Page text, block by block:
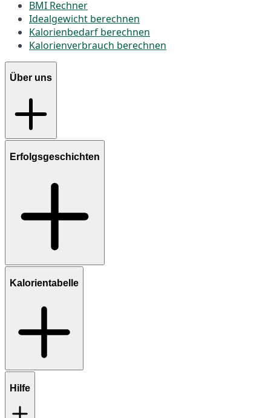
BMI Rechner
Idealgewicht berechnen
Kalorienbedarf berechnen
Kalorienverbrauch berechnen
Über uns
Erfolgsgeschichten
Kalorientabelle
Hilfe